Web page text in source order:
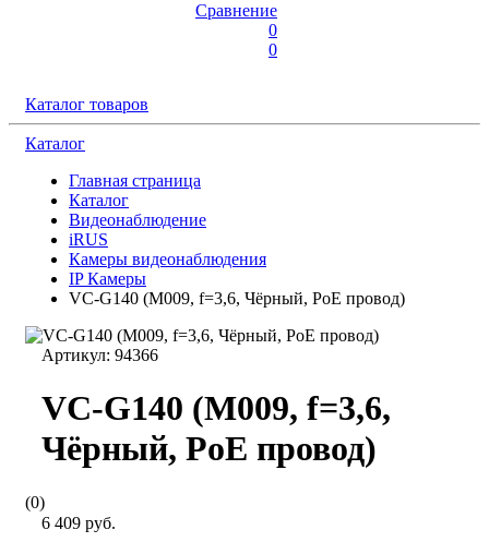
Сравнение
0
0
Каталог товаров
Каталог
Главная страница
Каталог
Видеонаблюдение
iRUS
Камеры видеонаблюдения
IP Камеры
VC-G140 (M009, f=3,6, Чёрный, PoE провод)
Артикул: 94366
VC-G140 (M009, f=3,6,
Чёрный, PoE провод)
(0)
6 409 руб.